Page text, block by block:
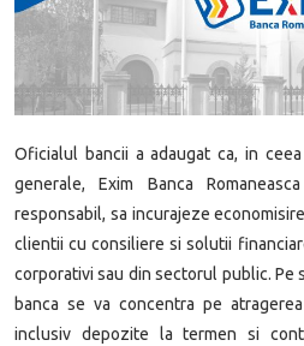
Oficialul bancii a adaugat ca, in
generale, Exim Banca
responsabil, sa incurajeze
clientii cu consiliere si solutii
corporativi sau din sectorul public.
banca se va concentra pe
inclusiv depozite la termen si